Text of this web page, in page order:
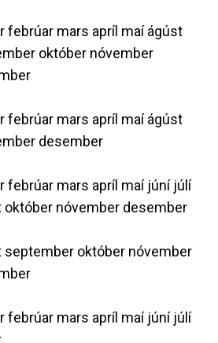
febrúar mars apríl maíágúst
október nóvember
febrúar mars apríl maíágúst
desember
febrúar mars apríl maí júní júlí
október nóvember desember
september október nóvember
febrúar mars apríl maí júní júlí